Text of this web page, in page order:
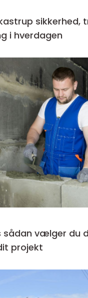
tryghed og
i hverdagen
projekt